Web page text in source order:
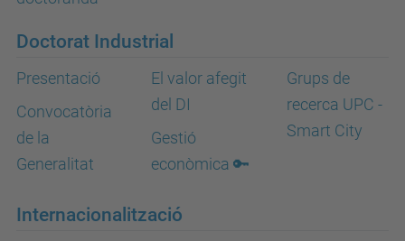
Doctorat Industrial
Presentació
Convocatòria
de la
Generalitat
El valor afegit
del DI
Gestió
econòmica 🔑
Grups de
recerca UPC -
Smart City
Internacionalització